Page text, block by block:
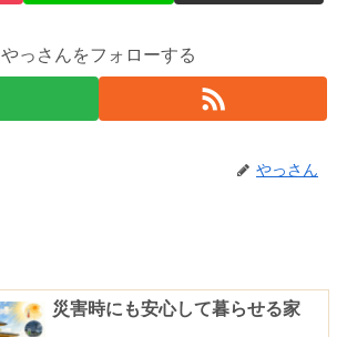
やっさんをフォローする
やっさん
災害時にも安心して暮らせる家